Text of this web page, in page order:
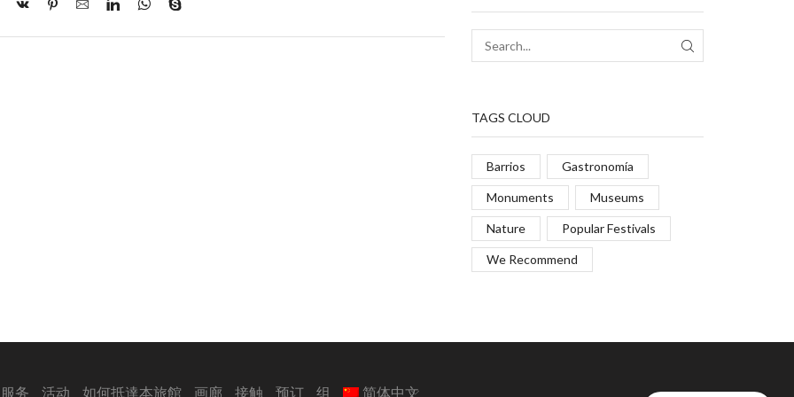
TAGS CLOUD
Barrios Gastronomía
Monuments Museums
Nature Popular Festivals
We Recommend
服务 活动 如何抵達本旅館 画廊 接触 预订 组 简体中文